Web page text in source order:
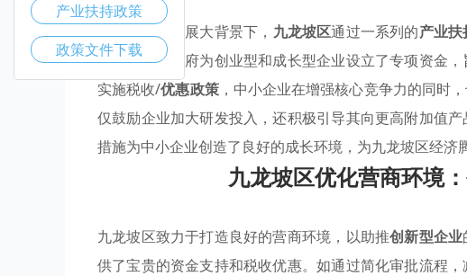
在当前经济发展大背景下， 九龙坡区通过一系列的产业扶
具体而言，政府为创业型和成长型企业设立了专项资金
实施税收/优惠政策，中小企业在增强核心竞争力的同时
仅鼓励企业加大研发投入，还积极引导其向更高附加值
措施为中小企业创造了良好的成长环境，为九龙坡区经济
九龙坡区优化营商环境
九龙坡区致力于打造良好的营商环境，以助推创新型企业
供了宝贵的资金支持和税收优惠。如通过简化审批流程
产业扶持政策
政策文件下载